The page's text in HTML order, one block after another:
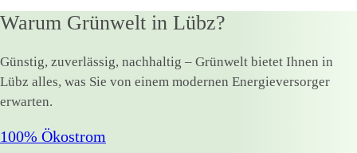
Warum Grünwelt in Lübz?
Günstig, zuverlässig, nachhaltig – Grünwelt bietet Ihnen in
Lübz alles, was Sie von einem modernen Energieversorger
erwarten.
100% Ökostrom